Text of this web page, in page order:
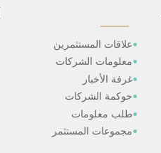
علاقات المستثمرين
معلومات الشركات
غرفة الأخبار
حوكمة الشركات
طلب معلومات
مجموعات المستثمر